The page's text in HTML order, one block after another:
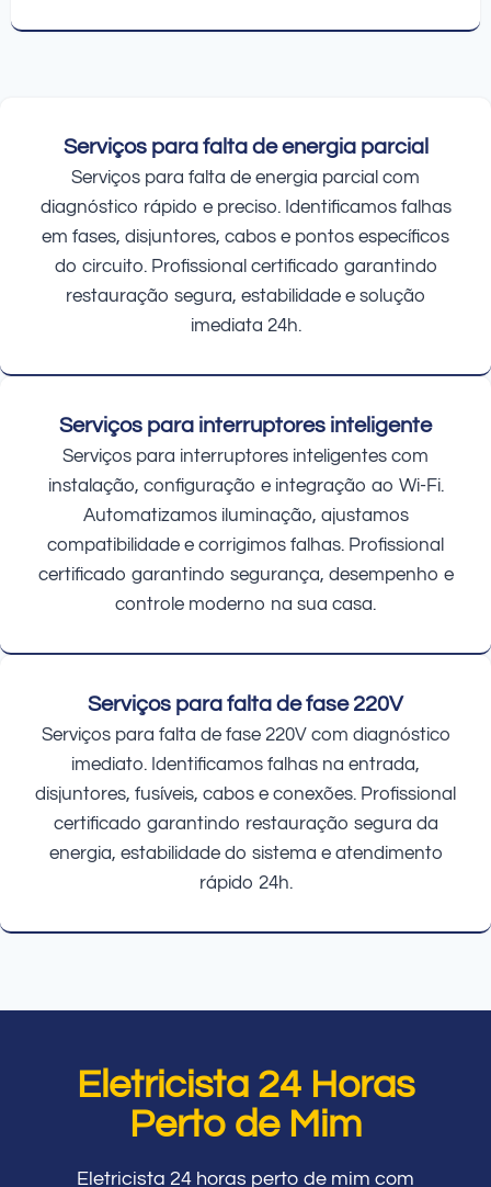
Serviços para falta de energia parcial
Serviços para falta de energia parcial com
diagnóstico rápido e preciso. Identificamos falhas
em fases, disjuntores, cabos e pontos específicos
do circuito. Profissional certificado garantindo
restauração segura, estabilidade e solução
imediata 24h.
Serviços para interruptores inteligente
Serviços para interruptores inteligentes com
instalação, configuração e integração ao Wi-Fi.
Automatizamos iluminação, ajustamos
compatibilidade e corrigimos falhas. Profissional
certificado garantindo segurança, desempenho e
controle moderno na sua casa.
Serviços para falta de fase 220V
Serviços para falta de fase 220V com diagnóstico
imediato. Identificamos falhas na entrada,
disjuntores, fusíveis, cabos e conexões. Profissional
certificado garantindo restauração segura da
energia, estabilidade do sistema e atendimento
rápido 24h.
Eletricista 24 Horas
Perto de Mim
Eletricista 24 horas perto de mim com